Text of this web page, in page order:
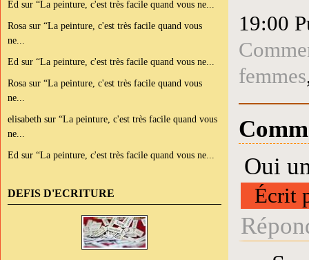
Ed sur “La peinture, c'est très facile quand vous ne...
Rosa sur “La peinture, c'est très facile quand vous
ne...
Ed sur “La peinture, c'est très facile quand vous ne...
Rosa sur “La peinture, c'est très facile quand vous
ne...
elisabeth sur “La peinture, c'est très facile quand vous
ne...
Ed sur “La peinture, c'est très facile quand vous ne...
DEFIS D'ECRITURE
19:00
femmes
Oui
Écrit